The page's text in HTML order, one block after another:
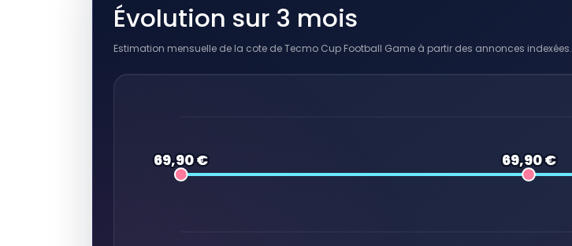
Évolution sur 3 mois
Estimation mensuelle de la cote de Tecmo Cup Football Game à partir des annonces indexées.
69,90 € 69,90 €